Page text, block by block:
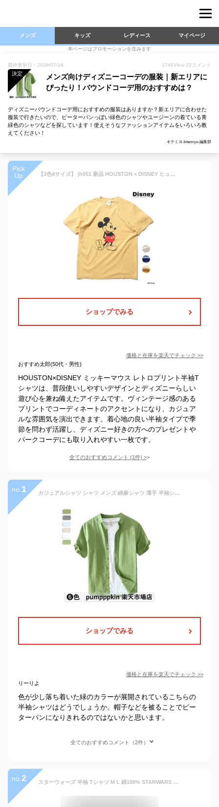
メンズ キッズ レディース マイページ
本ページはプロモーションを含みます
最終更新日：2026/07/16 1740View 22 コメント
決定
メンズ向けディズニーコーデの服装｜新エリアに
ぴったり！バウンドコーデ用のおすすめは？
ディズニーバウンドコーデ用におすすめの服装はありますか？新エリアに合わせた
服装で行きたいので、ピーターパンっぽい緑色のシャツやユージーンの着ている青
緑色のシャツなどを探しています！使えそうなファッションアイテムをいろいろ教
えてください！
キテミヨ-kitemiyo-編集部
Pick
Up
【3色4サイズ】 jh051 新品 HOUSTON × DISNEY ヒューストン × ディズニー コラボ ミッキーマウス レトロ プリント 半袖 Tシャツ 22222 メンズ ヒューストン 30’s MICKEY PRINT S/S RINGER T-SHIRT ティーシャツ アメカジ 【smtb-kd】
ショップでみる
価格と在庫を楽天でチェック >>
おすすめ太郎(50代・男性)
HOUSTON×DISNEY ミッキーマウス レトロプリント半袖T
シャツは、普段使いしやすいデザインとディズニーらしい
遊び心を兼ね備えたアイテムです。ヴィンテージ感のある
プリントでコーディネートのアクセントになり、カジュア
ルな雰囲気を演出できます。着心地の良い半袖タイプで季
節を問わず活躍し、ディズニー好きの方へのプレゼントや
パークコーデにも取り入れやすい一枚です。
全てのおすすめコメント (1件) >
no. 1 カジュアルシャツ シャツ メンズ 綿麻シャツ 薄手 半袖シャツ リネンシャツ 春 夏 男性用 薄地 綿シャツ コットン リネン 100％ おしゃれ 無地 シャツ 大きいサイズ 軽くて涼しい 通気性抜群 トップス 白 緑 青 グレー M L XL 2XL 3XL 4XL
ショップでみる
価格と在庫を楽天でチェック >>
りーりよ
色が少し落ち着いた緑のカラーが展開されているこちらの
半袖シャツはどうでしょうか。帽子などを被ることでピー
ターパンになりきれるのではないかと思います。
全てのおすすめコメント（2件）
no. 2 スターウォーズ 半袖 Tシャツ M L 綿100% STARWARS マンダロリアン グローグー プリント 大人服 メンズ 映画コラボ トップス カットソー かっこいい オシャレ ルーズ感 アメコミ マンダロリアンアンドグローグー 可愛い